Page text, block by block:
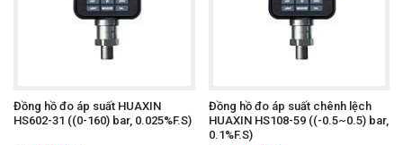
Đồng hồ đo áp suất HUAXIN
HS602-31 ((0-160) bar, 0.025%F.S)
Đồng hồ đo áp suất chênh lệch
HUAXIN HS108-59 ((-0.5~0.5) bar,
0.1%F.S)